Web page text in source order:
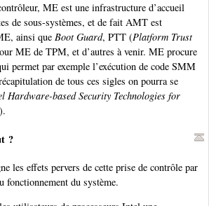
ME est une infrastructure d’accueil
de sous-systèmes, et de fait AMT est
ainsi que Boot Guard, PTT (Platform Trust
ME de TPM, et d’autres à venir. ME procure
permet par exemple l’exécution de code SMM
de tous ces sigles on pourra se
Hardware-based Security Technologies for
).
?
les effets pervers de cette prise de contrôle par
fonctionnement du système.